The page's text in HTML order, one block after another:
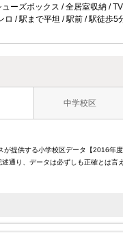
ーズボックス / 全居室収納 /
/ 駅まで平坦 / 駅前 / 駅徒歩
中学校区
提供する小学校区データ【2016
通り、データは必ずしも正確とは